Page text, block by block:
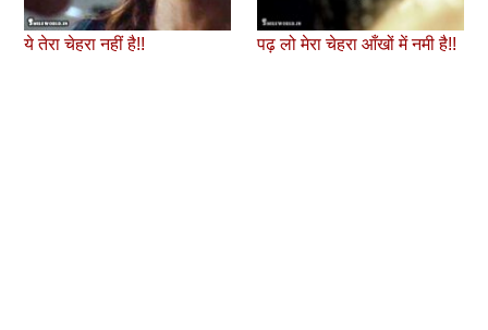
ये तेरा चेहरा नहीं है!! पढ़ लो मेरा चेहरा आँखों में नमी है!!